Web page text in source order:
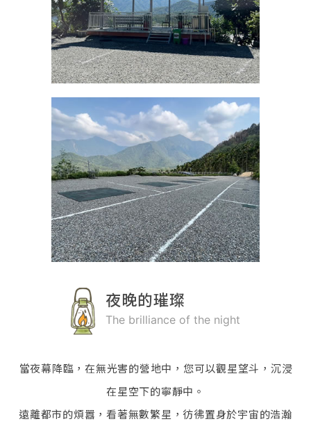
夜晚的璀璨
The brilliance of the night
當夜幕降臨，在無光害的營地中，您可以觀星望斗，沉浸
在星空下的寧靜中。
遠離都市的煩囂，看著無數繁星，彷彿置身於宇宙的浩瀚